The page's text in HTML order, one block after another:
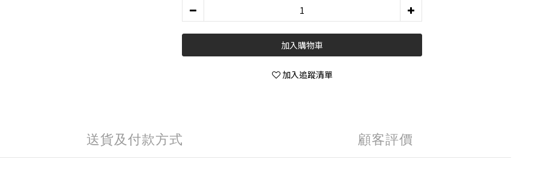
加入購物車
加入追蹤清單
送貨及付款方式 顧客評價